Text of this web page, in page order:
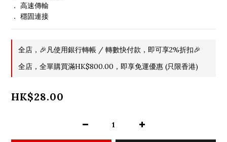
． 高速傳輸
． 穩固連接
全店，🎉凡使用銀行轉帳 / 轉數快付款，即可享2%折扣🎉
全店，全單購買滿HK$800.00，即享免運優惠 (只限香港)
HK$28.00